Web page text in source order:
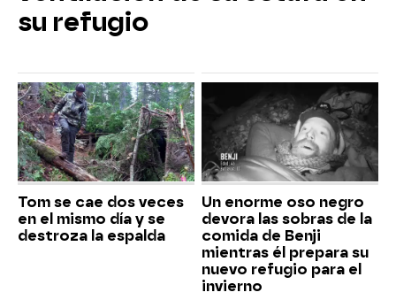
su refugio
Tom se cae dos veces
en el mismo día y se
destroza la espalda
Un enorme oso negro
devora las sobras de la
comida de Benji
mientras él prepara su
nuevo refugio para el
invierno